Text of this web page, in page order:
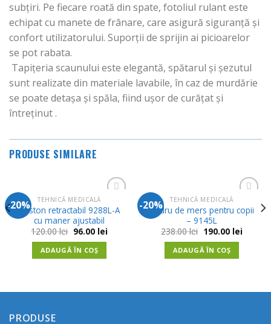
subțiri. Pe fiecare roată din spate, fotoliul rulant este
echipat cu manete de frânare, care asigură siguranță și
confort utilizatorului. Suporții de sprijin ai picioarelor
se pot rabata.
Tapițeria scaunului este elegantă, spătarul și șezutul
sunt realizate din materiale lavabile, în caz de murdărie
se poate detașa și spăla, fiind ușor de curățat și
întreținut .
PRODUSE SIMILARE
-20%
Adauga
in
Wishlist
TEHNICĂ MEDICALĂ
Baston retractabil 9288L-A
cu maner ajustabil
120.00lei Prețul
inițial
a
fost:
120.00 lei.
96.00 leiPrețul
curent
ADAUGĂ ÎN COȘ
-20%
Adauga
in
TEHNICĂ MEDICALĂ
Cadru de mers pentru copii
– 9145L
238.00lei Prețul
inițial
a
fost:
238.00 lei.
190.00 leiPrețul
curent
ADAUGĂ ÎN COȘ
PRODUSE